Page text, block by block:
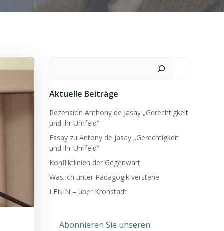
Aktuelle Beiträge
Rezension Anthony de Jasay „Gerechtigkeit
und ihr Umfeld“
Essay zu Antony de Jasay „Gerechtigkeit
und ihr Umfeld“
Konfliktlinien der Gegenwart
Was ich unter Pädagogik verstehe
LENIN – über Kronstadt
Abonnieren Sie unseren